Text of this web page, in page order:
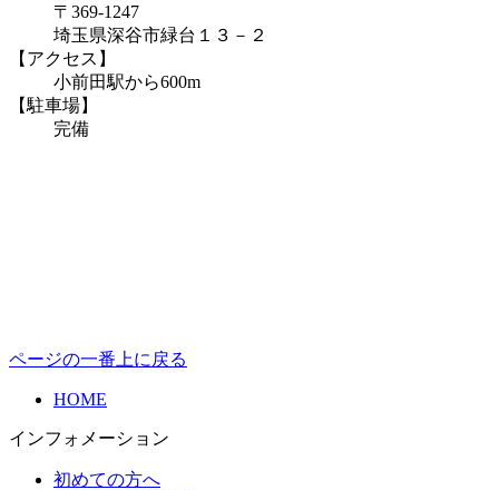
〒369-1247
埼玉県深谷市緑台１３－２
【アクセス】
小前田駅から600m
【駐車場】
完備
ページの一番上に戻る
HOME
インフォメーション
初めての方へ